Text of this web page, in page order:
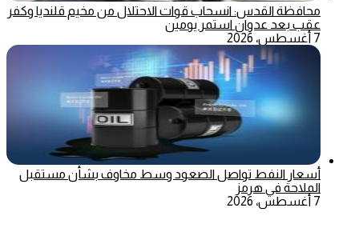
محافظة القدس: انسحاب قوات الاحتلال من مخيم قلنديا وكفر
عقب بعد عدوان استمر يومين
7 أغسطس، 2026
أسعار النفط تواصل الصعود وسط مخاوف بشأن مستقبل
الملاحة في هرمز
7 أغسطس، 2026